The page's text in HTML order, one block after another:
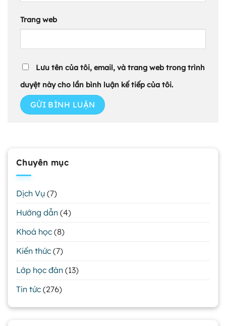
Trang web
Lưu tên của tôi, email, và trang web trong trình
duyệt này cho lần bình luận kế tiếp của tôi.
Chuyên mục
Dịch Vụ (7)
Hướng dẫn (4)
Khoá học (8)
Kiến thức (7)
Lớp học đàn (13)
Tin tức (276)